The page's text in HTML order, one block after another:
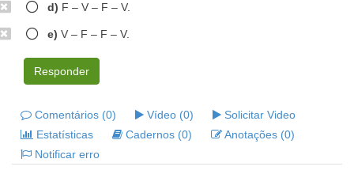
d) F – V – F – V.
e) V – F – F – V.
Responder
Comentários (0) Vídeo (0)
Solicitar Video
Estatísticas
Cadernos (0)
Anotações (0)
Notificar erro